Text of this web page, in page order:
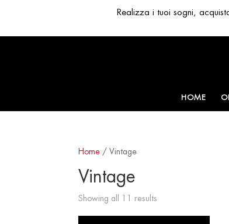
HOME
Home / Vintage
Vintage
Showing all 11 results
Realizza i tuoi sogni,